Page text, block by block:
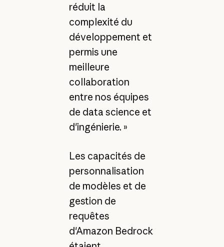
réduit la
complexité du
développement et
permis une
meilleure
collaboration
entre nos équipes
de data science et
d'ingénierie. »
Les capacités de
personnalisation
de modèles et de
gestion de
requêtes
d'Amazon Bedrock